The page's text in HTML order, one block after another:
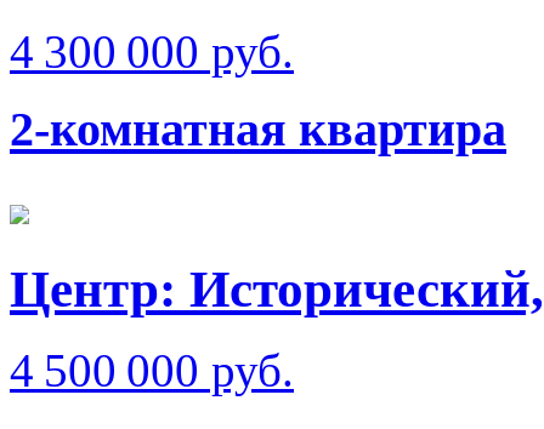
4 300 000 руб.
2-комнатная квартира
Центр:
4 500 000 руб.